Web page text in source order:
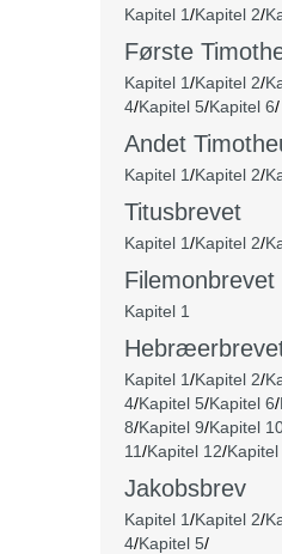
Kapitel 1/Kapitel 2/
Første
Kapitel 1/Kapitel 2/
4/Kapitel 5/Kapitel 6/
Andet
Kapitel 1/Kapitel 2/
Titusbrevet
Kapitel 1/Kapitel 2/
Filemonbrevet
Kapitel 1
Kapitel 1/Kapitel 2/
4/Kapitel 5/Kapitel 6/
8/Kapitel 9/Kapitel
11/Kapitel 12/Kapitel
Jakobsbrev
Kapitel 1/Kapitel 2/
4/Kapitel 5/